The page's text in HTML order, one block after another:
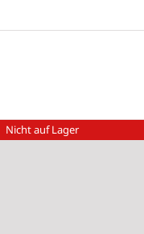
Nicht auf Lager